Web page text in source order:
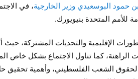
حمود البوسعيدي وزير الخارجية، في
الإقليمية والتحديات المشتركة،
الراهنة، كما تناول الاجتماع بشكل خاص
لحقوق الشعب الفلسطيني، وأهمية تحقيق